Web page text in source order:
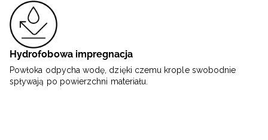
Hydrofobowa impregnacja
Powłoka odpycha wodę, dzięki czemu krople swobodnie
spływają po powierzchni materiału.